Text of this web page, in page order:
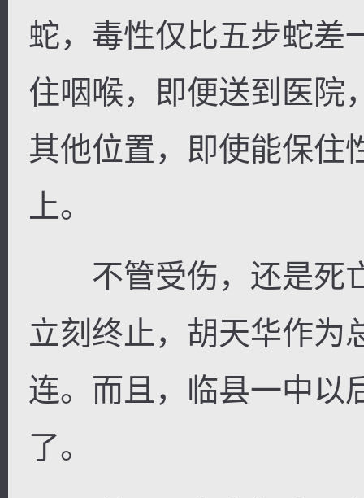
蛇，毒性仅比五步蛇差
住咽喉，即便送到医院
其他位置，即使能保住
上。
不管受伤，还是死
立刻终止，胡天华作为
连。而且，临县一中以
了。